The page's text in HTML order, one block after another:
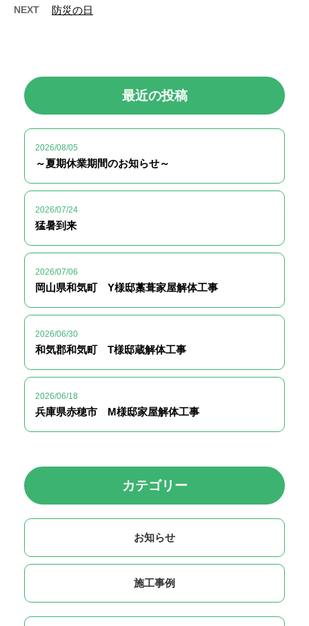
NEXT 防災の日
最近の投稿
2026/08/05
～夏期休業期間のお知らせ～
2026/07/24
猛暑到来
2026/07/06
岡山県和気町 Y様邸藁葺家屋解体工事
2026/06/30
和気郡和気町 T様邸蔵解体工事
2026/06/18
兵庫県赤穂市 M様邸家屋解体工事
カテゴリー
お知らせ
施工事例